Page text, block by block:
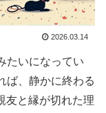
2026.03.14
たいになってい
ば、静かに終わる
友と縁が切れた理